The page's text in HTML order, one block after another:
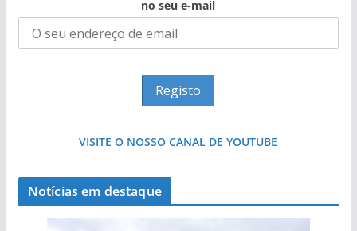
no seu e-mail
VISITE O NOSSO CANAL DE YOUTUBE
Notícias em destaque